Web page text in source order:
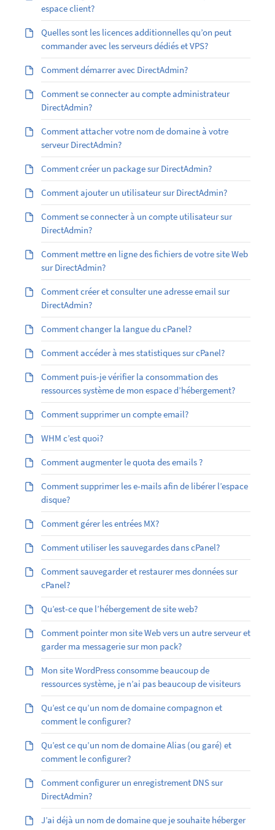
espace client?
Quelles sont les licences additionnelles qu’on peut
commander avec les serveurs dédiés et VPS?
Comment démarrer avec DirectAdmin?
Comment se connecter au compte administrateur
DirectAdmin?
Comment attacher votre nom de domaine à votre
serveur DirectAdmin?
Comment créer un package sur DirectAdmin?
Comment ajouter un utilisateur sur DirectAdmin?
Comment se connecter à un compte utilisateur sur
DirectAdmin?
Comment mettre en ligne des fichiers de votre site Web
sur DirectAdmin?
Comment créer et consulter une adresse email sur
DirectAdmin?
Comment changer la langue du cPanel?
Comment accéder à mes statistiques sur cPanel?
Comment puis-je vérifier la consommation des
ressources système de mon espace d’hébergement?
Comment supprimer un compte email?
WHM c’est quoi?
Comment augmenter le quota des emails ?
Comment supprimer les e-mails afin de libérer l’espace
disque?
Comment gérer les entrées MX?
Comment utiliser les sauvegardes dans cPanel?
Comment sauvegarder et restaurer mes données sur
cPanel?
Qu’est-ce que l’hébergement de site web?
Comment pointer mon site Web vers un autre serveur et
garder ma messagerie sur mon pack?
Mon site WordPress consomme beaucoup de
ressources système, je n’ai pas beaucoup de visiteurs
Qu’est ce qu’un nom de domaine compagnon et
comment le configurer?
Qu’est ­ce qu’un nom de domaine Alias (ou garé) et
comment le configurer?
Comment configurer un enregistrement DNS sur
DirectAdmin?
J’ai déjà un nom de domaine que je souhaite héberger